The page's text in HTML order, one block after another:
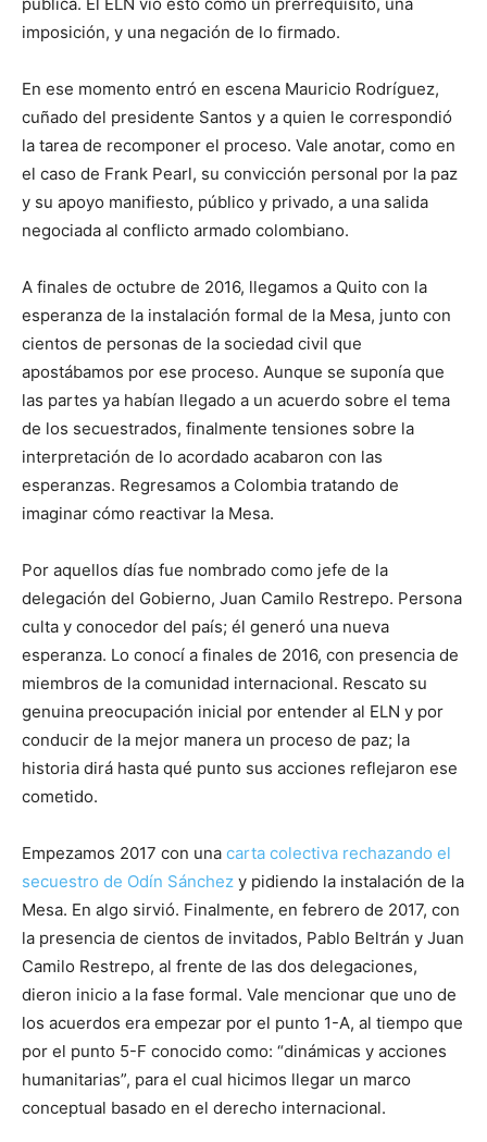
imposición, y una negación de lo firmado.
En ese momento entró en escena Mauricio Rodríguez,
cuñado del presidente Santos y a quien le correspondió
la tarea de recomponer el proceso. Vale anotar, como en
el caso de Frank Pearl, su convicción personal por la paz
y su apoyo manifiesto, público y privado, a una salida
negociada al conflicto armado colombiano.
A finales de octubre de 2016, llegamos a Quito con la
esperanza de la instalación formal de la Mesa, junto con
cientos de personas de la sociedad civil que
apostábamos por ese proceso. Aunque se suponía que
las partes ya habían llegado a un acuerdo sobre el tema
de los secuestrados, finalmente tensiones sobre la
interpretación de lo acordado acabaron con las
esperanzas. Regresamos a Colombia tratando de
imaginar cómo reactivar la Mesa.
Por aquellos días fue nombrado como jefe de la
delegación del Gobierno, Juan Camilo Restrepo. Persona
culta y conocedor del país; él generó una nueva
esperanza. Lo conocí a finales de 2016, con presencia de
miembros de la comunidad internacional. Rescato su
genuina preocupación inicial por entender al ELN y por
conducir de la mejor manera un proceso de paz; la
historia dirá hasta qué punto sus acciones reflejaron ese
cometido.
Empezamos 2017 con una carta colectiva rechazando el
secuestro de Odín Sánchez y pidiendo la instalación de la
Mesa. En algo sirvió. Finalmente, en febrero de 2017, con
la presencia de cientos de invitados, Pablo Beltrán y Juan
Camilo Restrepo, al frente de las dos delegaciones,
dieron inicio a la fase formal. Vale mencionar que uno de
los acuerdos era empezar por el punto 1-A, al tiempo que
por el punto 5-F conocido como: “dinámicas y acciones
humanitarias”, para el cual hicimos llegar un marco
conceptual basado en el derecho internacional.